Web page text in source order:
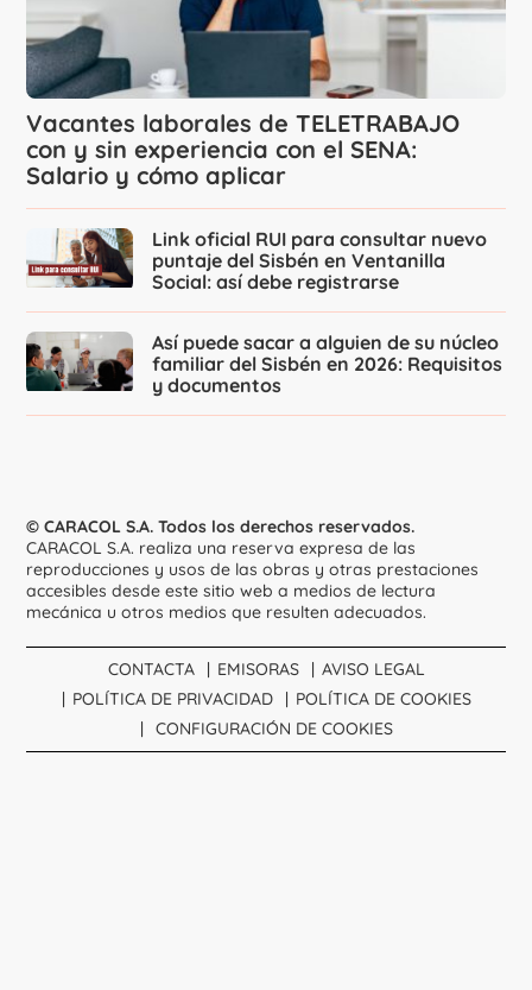
Vacantes laborales de TELETRABAJO
con y sin experiencia con el SENA:
Salario y cómo aplicar
Link oficial RUI para consultar nuevo
puntaje del Sisbén en Ventanilla
Social: así debe registrarse
Así puede sacar a alguien de su núcleo
familiar del Sisbén en 2026: Requisitos
y documentos
© CARACOL S.A. Todos los derechos reservados.
CARACOL S.A. realiza una reserva expresa de las
reproducciones y usos de las obras y otras prestaciones
accesibles desde este sitio web a medios de lectura
mecánica u otros medios que resulten adecuados.
CONTACTA EMISORAS
AVISO LEGAL
POLÍTICA DE PRIVACIDAD
POLÍTICA DE COOKIES
CONFIGURACIÓN DE COOKIES